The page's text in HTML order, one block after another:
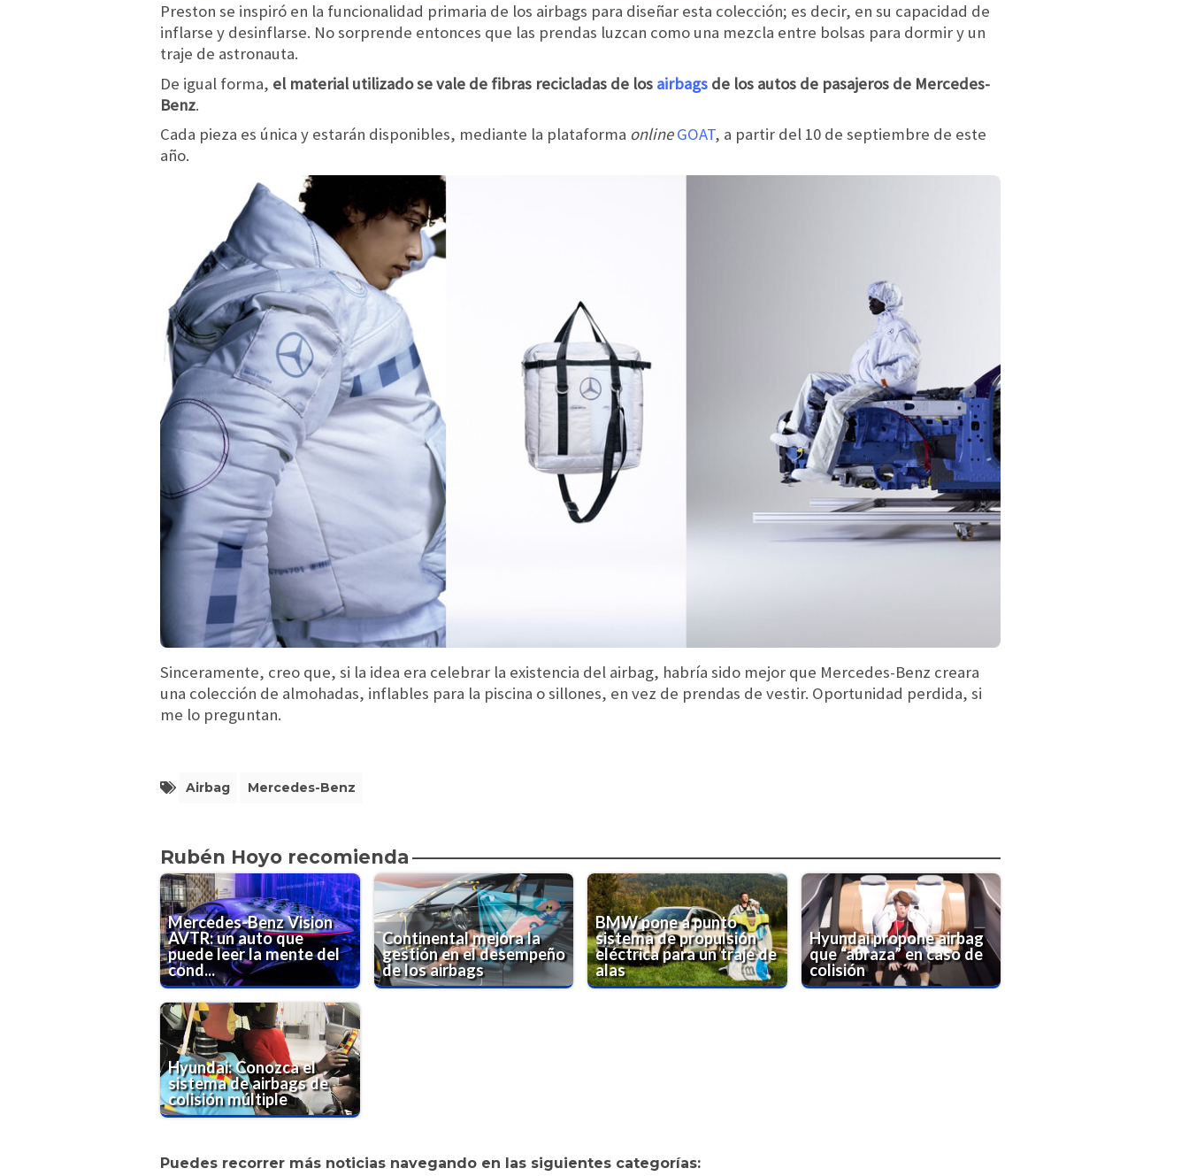
Preston se inspiró en la funcionalidad primaria de los airbags para diseñar esta colección; es decir, en su capacidad de
inflarse y desinflarse. No sorprende entonces que las prendas luzcan como una mezcla entre bolsas para dormir y un
traje de astronauta.
De igual forma, el material utilizado se vale de fibras recicladas de los airbags de los autos de pasajeros de Mercedes-
Benz.
Cada pieza es única y estarán disponibles, mediante la plataforma online GOAT, a partir del 10 de septiembre de este
año.
Sinceramente, creo que, si la idea era celebrar la existencia del airbag, habría sido mejor que Mercedes-Benz creara
una colección de almohadas, inflables para la piscina o sillones, en vez de prendas de vestir. Oportunidad perdida, si
me lo preguntan.
Airbag Mercedes-Benz
Rubén Hoyo recomienda
Mercedes-Benz Vision
AVTR: un auto que
puede leer la mente del
cond...
Continental mejora la
gestión en el desempeño
de los airbags
BMW pone a punto
sistema de propulsión
eléctrica para un traje de
alas
Hyundai propone airbag
que “abraza” en caso de
colisión
Hyundai: Conozca el
sistema de airbags de
colisión múltiple
Puedes recorrer más noticias navegando en las siguientes categorías: